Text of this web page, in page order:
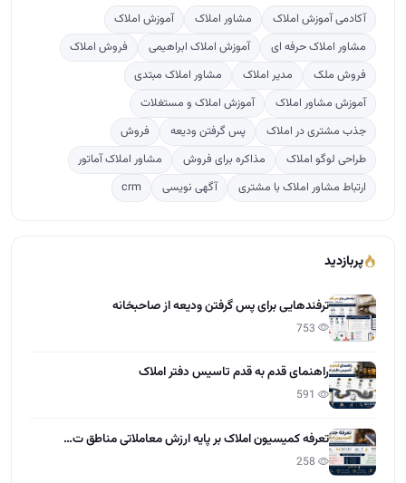
آکادمی آموزش املاک مشاور املاک
آموزش املاک
مشاور املاک حرفه ای
آموزش املاک ابراهیمی
فروش املاک
فروش ملک
مدیر املاک
مشاور املاک مبتدی
آموزش مشاور املاک
آموزش املاک و مستغلات
جذب مشتری در املاک
پس گرفتن ودیعه
فروش
طراحی لوگو املاک
مذاکره برای فروش
مشاور املاک آماتور
ارتباط مشاور املاک با مشتری
آگهی نویسی crm
پربازدید
ترفندهایی برای پس گرفتن ودیعه از صاحبخانه
راهنمای قدم به قدم تاسیس دفتر املاک
تعرفه کمیسیون املاک بر پایه ارزش معاملاتی مناطق ت…